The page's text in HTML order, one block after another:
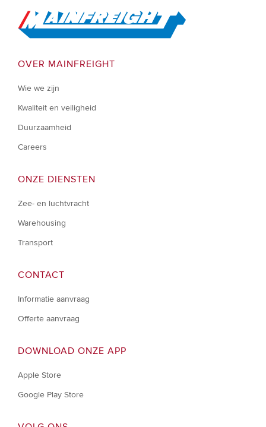
Go to Home
OVER MAINFREIGHT
Wie we zijn
Kwaliteit en veiligheid
Duurzaamheid
Careers
ONZE DIENSTEN
Zee- en luchtvracht
Warehousing
Transport
CONTACT
Informatie aanvraag
Offerte aanvraag
DOWNLOAD ONZE APP
Apple Store
Google Play Store